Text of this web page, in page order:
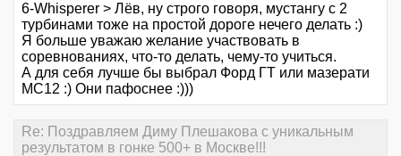
6-Whisperer > Лёв, ну строго говоря, мустангу с 2
турбинами тоже на простой дороге нечего делать :)
Я больше уважаю желание участвовать в
соревнованиях, что-то делать, чему-то учиться.
А для себя лучше бы выбрал Форд ГТ или мазерати
МС12 :) Они пафоснее :)))
Re: Поздравляем Диму Плешакова с уникальным
результатом в гонке 500+ в Москве!!!